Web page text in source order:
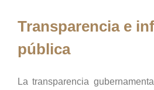
Transparencia e
pública
La transparencia